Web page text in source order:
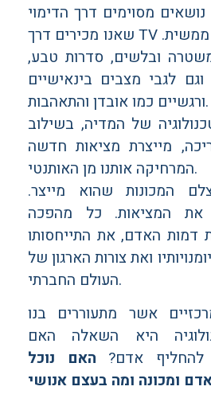
נושאים מסוימים דרך הדימוי
שאנו מכירים דרך TV מאשר דרך התנסות ממשית.
ובלשים, סדרות טבע,
וגם לגבי מצבים בינאישיים
ורגשיים כמו אובדן והתאהבות.
של המדיה, בשילוב
מייצרת מציאות חדשה
המרחיקה אותנו מן האותנטי.
המכונות שהוא מייצר.
את המציאות. כל מהפכה
דמות האדם, את התייחסותו
ואת צורות הארגון של
העולם החברתי.
אשר מתעוררים בנו
היא השאלה האם
להחליף אדם? האם נוכל